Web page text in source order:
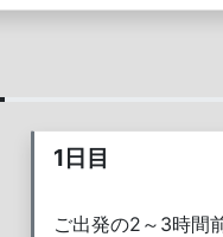
1日目
ご出発の2～3時間